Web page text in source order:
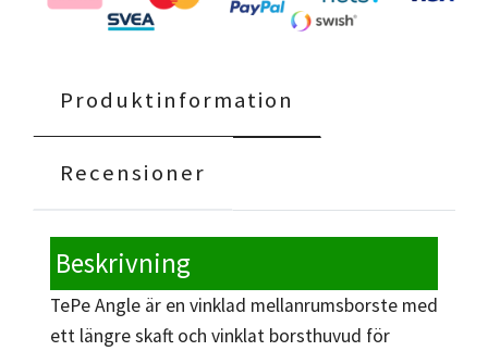
Produktinformation
Recensioner
Beskrivning
TePe Angle är en vinklad mellanrumsborste med
ett längre skaft och vinklat borsthuvud för